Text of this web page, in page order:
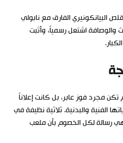
البيانكونيري الفارق مع نابولي
والوصافة اشتعل رسمياً، وأثبت
تكن مجرد فوز عابر، بل كانت إعلاناً
الفنية والبدنية. ثلاثية نظيفة في
رسالة لكل الخصوم بأن ملعب